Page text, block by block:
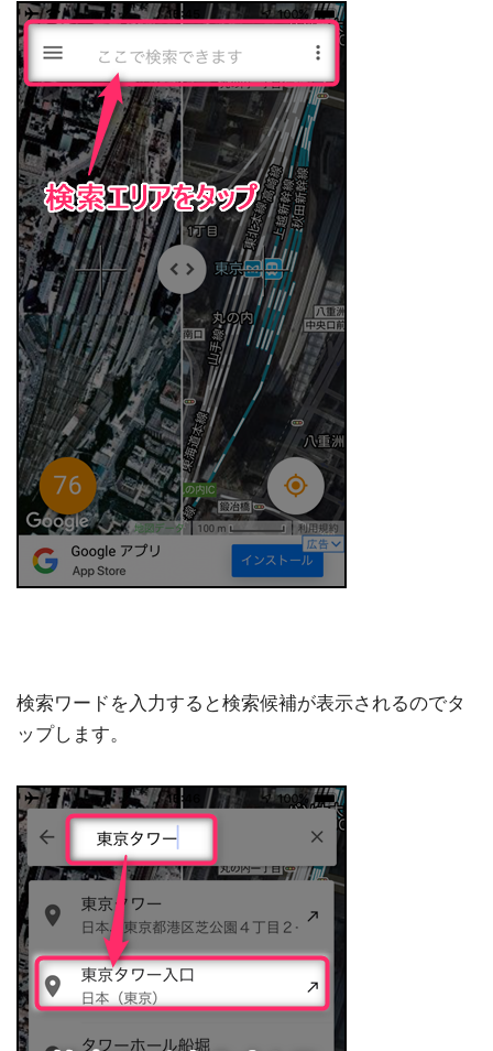
検索ワードを入力すると検索候補が表示されるのでタ
ップします。